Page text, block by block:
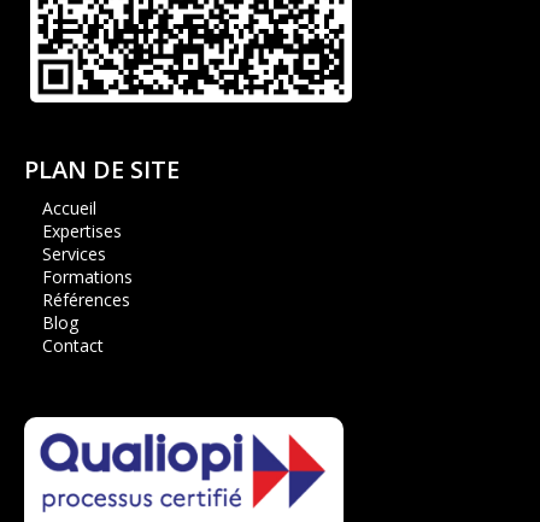
PLAN DE SITE
Accueil
Expertises
Services
Formations
Références
Blog
Contact